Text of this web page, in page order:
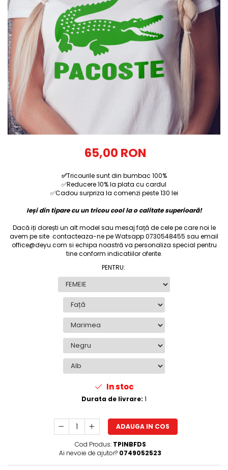
Tricouri Diverse
Tricouri Azi esti Tanar si maine...
Tricouri Motivationale
Tricouri Mamici
Tricouri Pensionari
Tricouri Animalute
Tricouri Stari
Tricouri Gameri
Tricouri Mesaje Virale
Tricouri Zicale Romanesti
65,00 RON
✅Tricourile sunt din bumbac 100%
✅Reducere 10% la plata cu cardul
✅Cadou surpriza la comenzi peste 130 lei
Ieși din tipare cu un tricou cool la o calitate superioară!
Dacă iți dorești un alt model sau mesaj față de cele pe care noi le
avem pe site contacteaza-ne pe Watsapp 0730548455 sau email
office@deyu.com si echipa noastră va personaliza special pentru
tine conform indicatiilor oferite.
PENTRU:
In stoc
Durata de livrare: 1
ADAUGA IN COS
Cod Produs: TPINBFDS
Ai nevoie de ajutor? 0749052523